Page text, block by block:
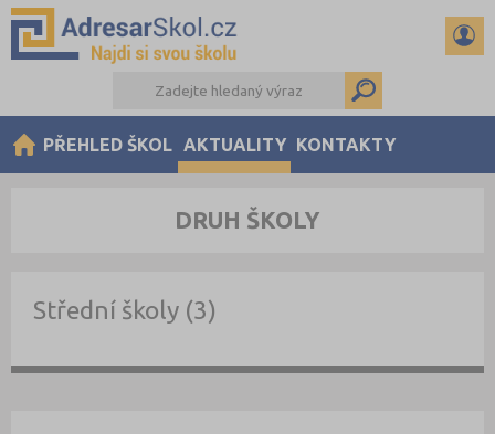
PŘEHLED ŠKOL AKTUALITY KONTAKTY
DRUH ŠKOLY
Střední školy (3)